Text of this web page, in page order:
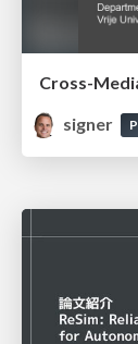
signer